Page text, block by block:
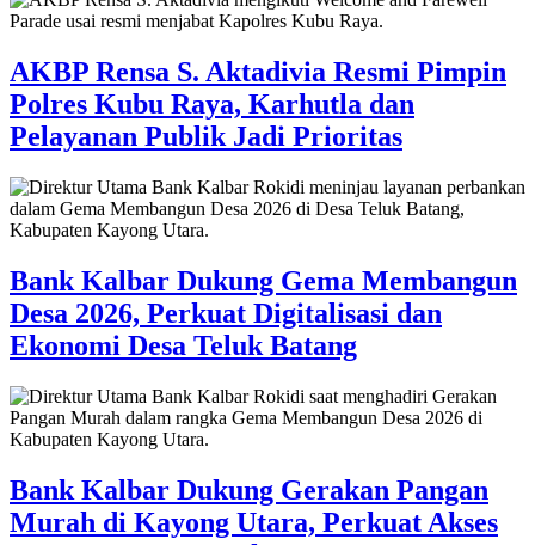
AKBP Rensa S. Aktadivia Resmi Pimpin
Polres Kubu Raya, Karhutla dan
Pelayanan Publik Jadi Prioritas
Bank Kalbar Dukung Gema Membangun
Desa 2026, Perkuat Digitalisasi dan
Ekonomi Desa Teluk Batang
Bank Kalbar Dukung Gerakan Pangan
Murah di Kayong Utara, Perkuat Akses